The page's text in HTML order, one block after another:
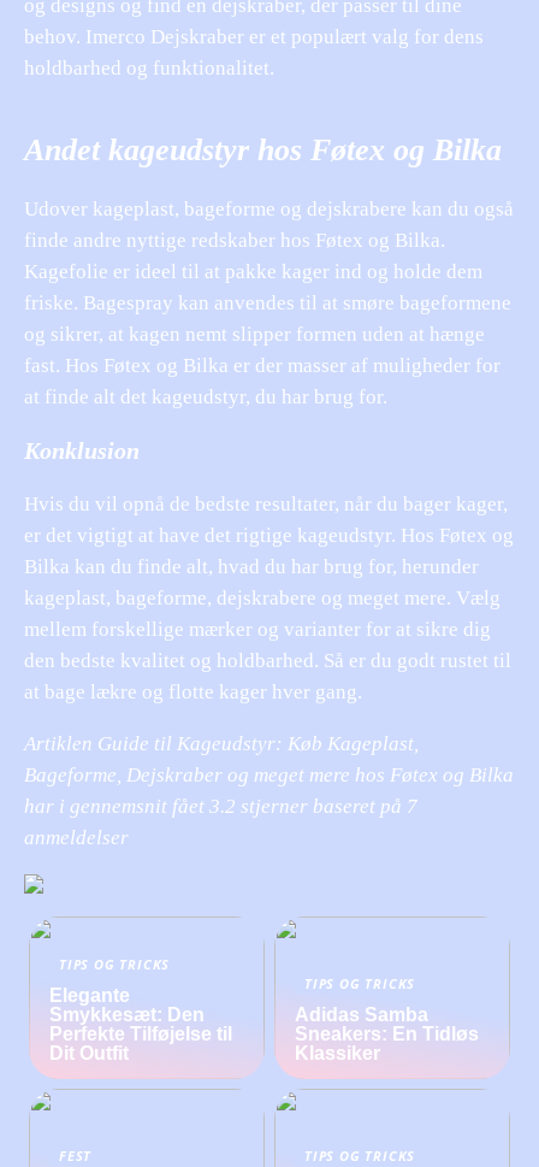
og designs og find en dejskraber, der passer til dine
behov. Imerco Dejskraber er et populært valg for dens
holdbarhed og funktionalitet.
Andet kageudstyr hos Føtex og Bilka
Udover kageplast, bageforme og dejskrabere kan du også
finde andre nyttige redskaber hos Føtex og Bilka.
Kagefolie er ideel til at pakke kager ind og holde dem
friske. Bagespray kan anvendes til at smøre bageformene
og sikrer, at kagen nemt slipper formen uden at hænge
fast. Hos Føtex og Bilka er der masser af muligheder for
at finde alt det kageudstyr, du har brug for.
Konklusion
Hvis du vil opnå de bedste resultater, når du bager kager,
er det vigtigt at have det rigtige kageudstyr. Hos Føtex og
Bilka kan du finde alt, hvad du har brug for, herunder
kageplast, bageforme, dejskrabere og meget mere. Vælg
mellem forskellige mærker og varianter for at sikre dig
den bedste kvalitet og holdbarhed. Så er du godt rustet til
at bage lækre og flotte kager hver gang.
Artiklen Guide til Kageudstyr: Køb Kageplast,
Bageforme, Dejskraber og meget mere hos Føtex og Bilka
har i gennemsnit fået 3.2 stjerner baseret på 7
anmeldelser
TIPS OG TRICKS
Elegante
Smykkesæt: Den
Perfekte Tilføjelse til
Dit Outfit
TIPS OG TRICKS
Adidas Samba
Sneakers: En Tidløs
Klassiker
FEST TIPS OG TRICKS